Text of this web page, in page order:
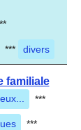
*** divers
familiale
***
***